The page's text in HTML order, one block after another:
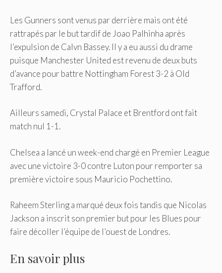
Les Gunners sont venus par derrière mais ont été
rattrapés par le but tardif de Joao Palhinha après
l’expulsion de Calvn Bassey. Il y a eu aussi du drame
puisque Manchester United est revenu de deux buts
d’avance pour battre Nottingham Forest 3-2 à Old
Trafford.
Ailleurs samedi, Crystal Palace et Brentford ont fait
match nul 1-1.
Chelsea a lancé un week-end chargé en Premier League
avec une victoire 3-0 contre Luton pour remporter sa
première victoire sous Mauricio Pochettino.
Raheem Sterling a marqué deux fois tandis que Nicolas
Jackson a inscrit son premier but pour les Blues pour
faire décoller l’équipe de l’ouest de Londres.
En savoir plus